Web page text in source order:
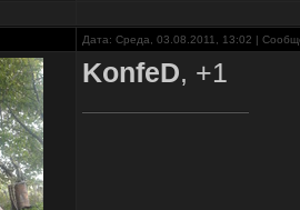
Дата: Среда, 03.08.2011, 13:02 |
KonfeD, +1